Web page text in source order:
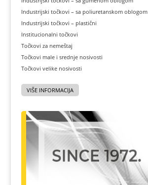
Industrijski točkovi – sa poliuretanskom oblogom
Industrijski točkovi – plastični
Institucionalni točkovi
Točkovi za nemeštaj
Točkovi male i srednje nosivosti
Točkovi velike nosivosti
VIŠE INFORMACIJA